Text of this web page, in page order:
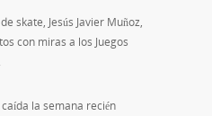
skate, Jesús Javier Muñoz,
con miras a los Juegos
la semana recién